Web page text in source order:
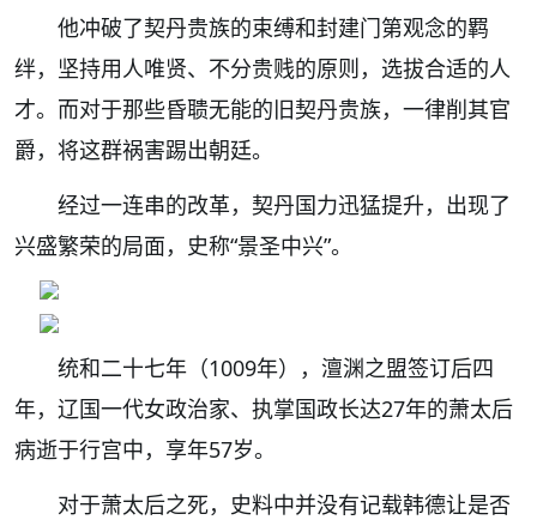
他冲破了契丹贵族的束缚和封建门第观念的羁
绊，坚持用人唯贤、不分贵贱的原则，选拔合适的人
才。而对于那些昏聩无能的旧契丹贵族，一律削其官
爵，将这群祸害踢出朝廷。
经过一连串的改革，契丹国力迅猛提升，出现了
兴盛繁荣的局面，史称“景圣中兴”。
统和二十七年（1009年），澶渊之盟签订后四
年，辽国一代女政治家、执掌国政长达27年的萧太后
病逝于行宫中，享年57岁。
对于萧太后之死，史料中并没有记载韩德让是否